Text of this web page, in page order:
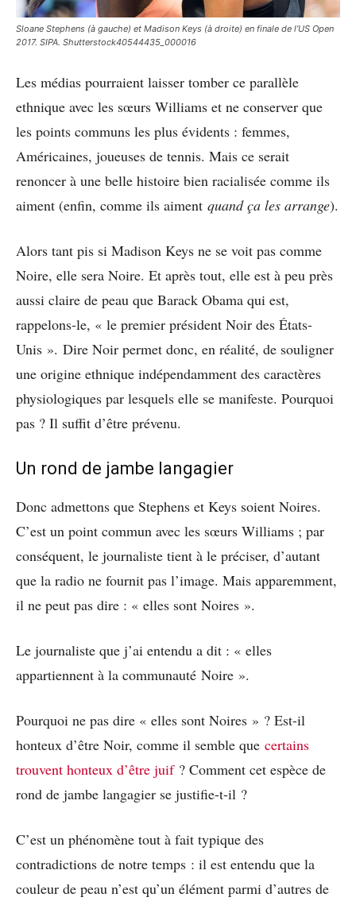
Sloane Stephens (à gauche) et Madison Keys (à droite) en finale de l’US Open
2017. SIPA. Shutterstock40544435_000016
Les médias pourraient laisser tomber ce parallèle
ethnique avec les sœurs Williams et ne conserver que
les points communs les plus évidents : femmes,
Américaines, joueuses de tennis. Mais ce serait
renoncer à une belle histoire bien racialisée comme ils
aiment (enfin, comme ils aiment quand ça les arrange).
Alors tant pis si Madison Keys ne se voit pas comme
Noire, elle sera Noire. Et après tout, elle est à peu près
aussi claire de peau que Barack Obama qui est,
rappelons-le, « le premier président Noir des États-
Unis ». Dire Noir permet donc, en réalité, de souligner
une origine ethnique indépendamment des caractères
physiologiques par lesquels elle se manifeste. Pourquoi
pas ? Il suffit d’être prévenu.
Un rond de jambe langagier
Donc admettons que Stephens et Keys soient Noires.
C’est un point commun avec les sœurs Williams ; par
conséquent, le journaliste tient à le préciser, d’autant
que la radio ne fournit pas l’image. Mais apparemment,
il ne peut pas dire : « elles sont Noires ».
Le journaliste que j’ai entendu a dit : « elles
appartiennent à la communauté Noire ».
Pourquoi ne pas dire « elles sont Noires » ? Est-il
honteux d’être Noir, comme il semble que certains
trouvent honteux d’être juif? Comment cet espèce de
rond de jambe langagier se justifie-t-il ?
C’est un phénomène tout à fait typique des
contradictions de notre temps : il est entendu que la
couleur de peau n’est qu’un élément parmi d’autres de